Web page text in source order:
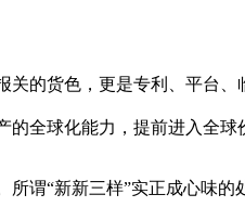
货色，更是专利、平台、
全球化能力，提前进入全
“新新三样”实正成心味的